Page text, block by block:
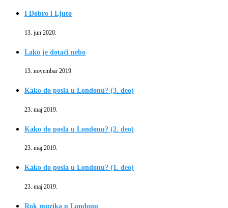
I Dobro i Ljuto
13. jun 2020.
Lako je dotaći nebo
13. novembar 2019.
Kako do posla u Londonu? (3. deo)
23. maj 2019.
Kako do posla u Londonu? (2. deo)
23. maj 2019.
Kako do posla u Londonu? (1. deo)
23. maj 2019.
Rok muzika u Londonu